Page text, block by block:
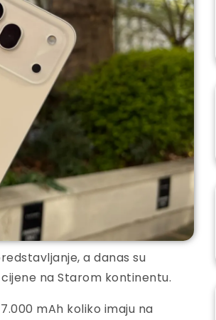
a danas su
na Starom kontinentu.
mAh koliko imaju na